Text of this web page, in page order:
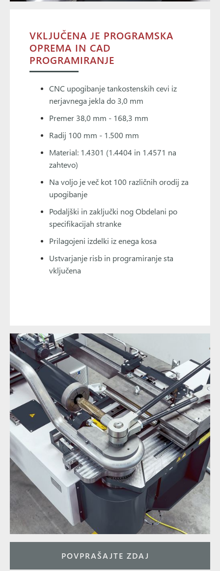
POVPRAŠAJTE ZDAJ
VKLJUČENA JE PROGRAMSKA
OPREMA IN CAD
PROGRAMIRANJE
CNC upogibanje tankostenskih cevi iz
nerjavnega jekla do 3,0 mm
Premer 38,0 mm - 168,3 mm
Radij 100 mm - 1.500 mm
Material: 1.4301 (1.4404 in 1.4571 na
zahtevo)
Na voljo je več kot 100 različnih orodij za
upogibanje
Podaljški in zaključki nog Obdelani po
specifikacijah stranke
Prilagojeni izdelki iz enega kosa
Ustvarjanje risb in programiranje sta
vključena